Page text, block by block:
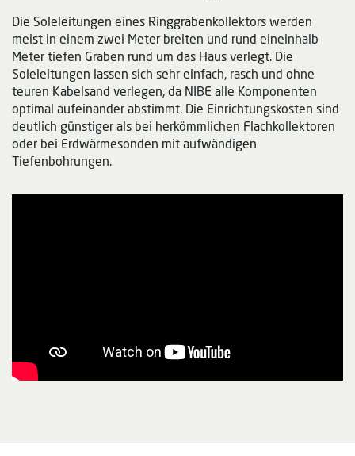
Die Soleleitungen eines Ringgrabenkollektors werden
meist in einem zwei Meter breiten und rund eineinhalb
Meter tiefen Graben rund um das Haus verlegt. Die
Soleleitungen lassen sich sehr einfach, rasch und ohne
teuren Kabelsand verlegen, da NIBE alle Komponenten
optimal aufeinander abstimmt. Die Einrichtungskosten sind
deutlich günstiger als bei herkömmlichen Flachkollektoren
oder bei Erdwärmesonden mit aufwändigen
Tiefenbohrungen.